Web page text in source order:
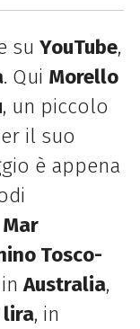
su YouTube,
. Qui Morello
, un piccolo
il suo
è appena
Mar
Tosco-
inAustralia,
lira, in